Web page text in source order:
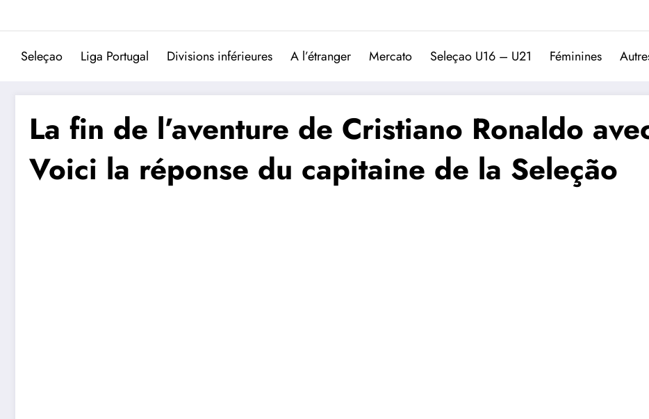
Trivela
L'actualité du football portugais
Seleçao Liga Portugal Divisions inférieures A l’étranger Mercato Seleçao U16 – U21 Féminines
La fin de l’aventure de Cristiano Ronaldo
Voici la réponse du capitaine de la Seleção